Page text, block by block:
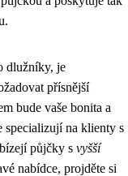
dlužníky, je
přísnější
bude vaše bonita a
specializují na klienty s
půjčky s vyšší
nabídce, projděte si